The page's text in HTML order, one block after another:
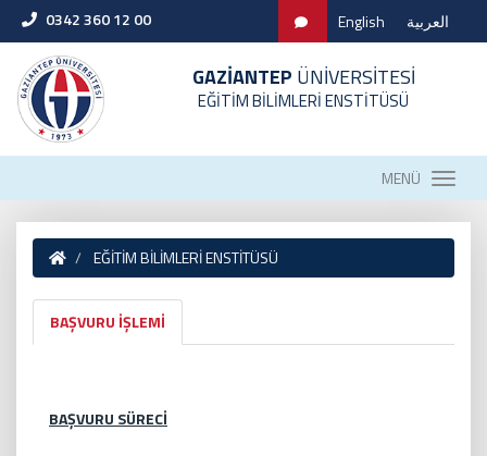
0342 360 12 00 English العربية
GAZİANTEP ÜNİVERSİTESİ
EĞİTİM BİLİMLERİ ENSTİTÜSÜ
MENÜ
EĞİTİM BİLİMLERİ ENSTİTÜSÜ
BAŞVURU İŞLEMİ
BAŞVURU SÜRECİ